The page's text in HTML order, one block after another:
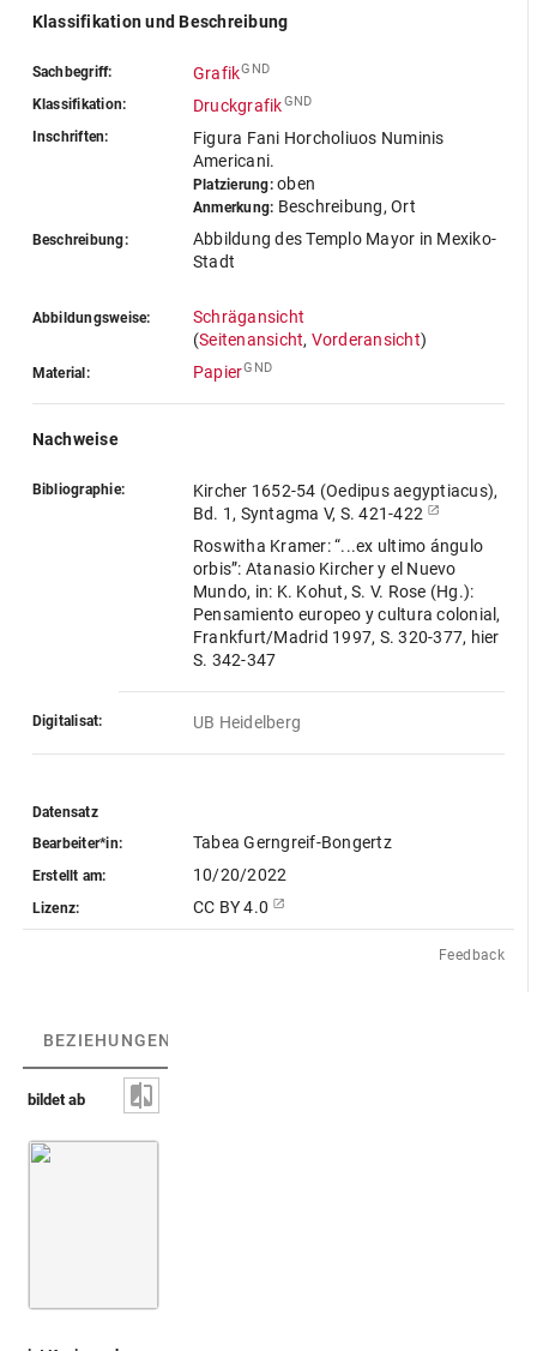
Klassifikation und Beschreibung
Sachbegriff: GrafikGND
Klassifikation: DruckgrafikGND
Inschriften:
Figura Fani Horcholiuos Numinis
Americani.
Platzierung:oben
Anmerkung: Beschreibung, Ort
Beschreibung:
Abbildung des Templo Mayor in Mexiko-
Stadt
Abbildungsweise:
Schrägansicht
(Seitenansicht, Vorderansicht)
Material: PapierGND
Nachweise
Bibliographie:
Kircher 1652-54 (Oedipus aegyptiacus),
Bd. 1, Syntagma V, S. 421-422
Roswitha Kramer: “...ex ultimo ángulo
orbis”: Atanasio Kircher y el Nuevo
Mundo, in: K. Kohut, S. V. Rose (Hg.):
Pensamiento europeo y cultura colonial,
Frankfurt/Madrid 1997, S. 320-377, hier
S. 342-347
Digitalisat: UB Heidelberg
Datensatz
Bearbeiter*in:
Tabea Gerngreif-Bongertz
Erstellt am: 10/20/2022
Lizenz: CC BY 4.0
Feedback
BEZIEHUNGEN
bildet ab